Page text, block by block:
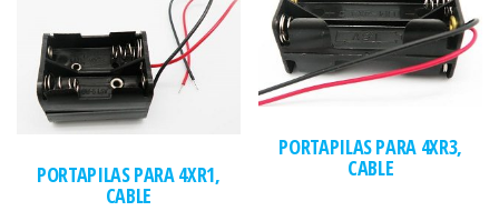
PORTAPILAS PARA 4XR1,
CABLE
PORTAPILAS PARA 4XR3,
CABLE